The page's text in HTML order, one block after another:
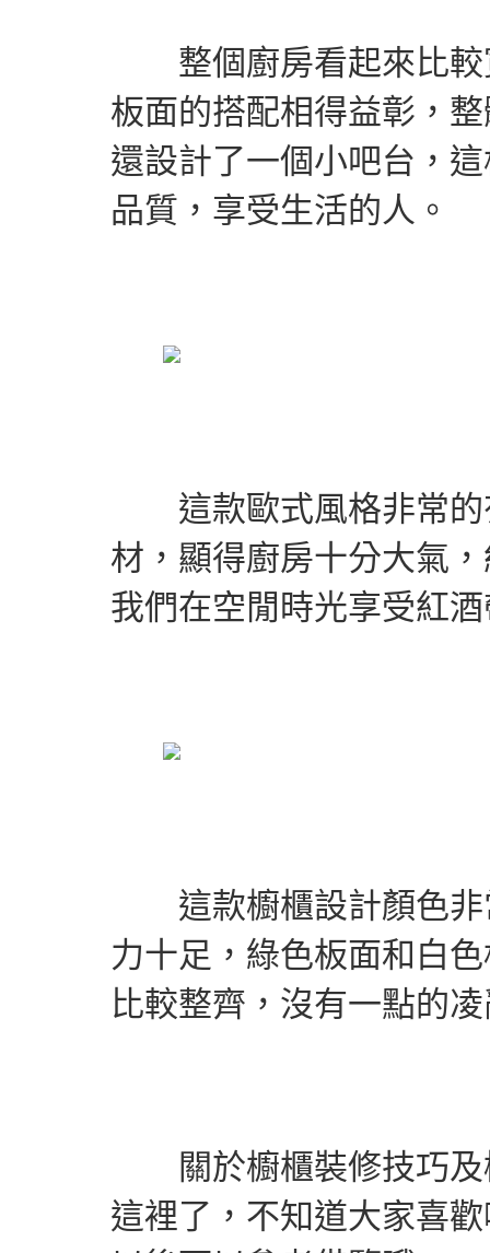
整個廚房看起來比較
板面的搭配相得益彰，
還設計了一個小吧台，
品質，享受生活的人。
這款歐式風格非常的
材，顯得廚房十分大氣
我們在空閒時光享受紅
這款櫥櫃設計顏色非
力十足，綠色板面和白
比較整齊，沒有一點的
關於櫥櫃裝修技巧及
這裡了，不知道大家喜